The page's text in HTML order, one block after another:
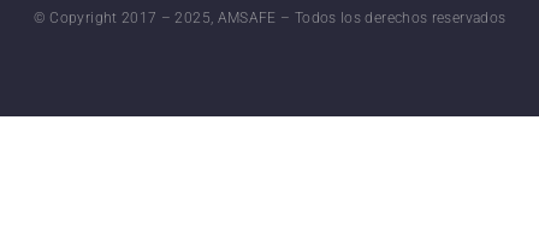
© Copyright 2017 – 2025, AMSAFE – Todos los derechos reservados